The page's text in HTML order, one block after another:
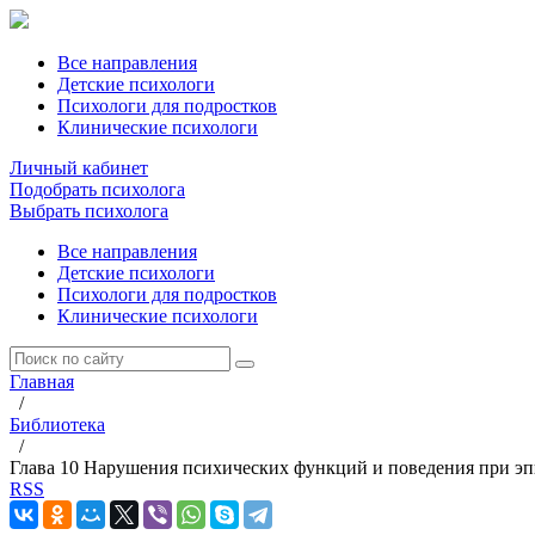
Все направления
Детские психологи
Психологи для подростков
Клинические психологи
Личный кабинет
Подобрать психолога
Выбрать психолога
Все направления
Детские психологи
Психологи для подростков
Клинические психологи
Главная
/
Библиотека
/
Глава 10 Нарушения психических функций и поведения при
RSS